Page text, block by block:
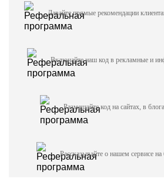
Давайте прямые рекомендации
Включайте наш код в рекламные и
Размещайте код на сайтах, в
Рассказывайте о нашем сервисе